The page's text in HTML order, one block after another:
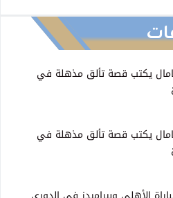
يكتب قصة تألق مذهلة في
يكتب قصة تألق مذهلة في